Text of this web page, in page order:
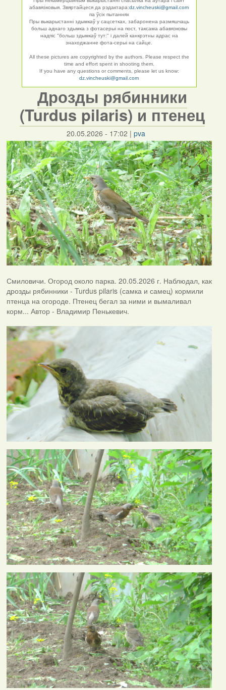
абавязковыя. Звяртайцеся да рэдактара:dz.vincheuski@gmail.com
па ўсіх пытаннях
Пры выкарыстанні здымкаў у сацсетках, забаронена размяшчаць
больш аднаго здымка з фотасерыі на пост, таксама абавязковы
надпіс "больш здымкаў тут:" і далей канкрэтны адрас на
знаходжанне фота-серыі на сайце.
All these pictures are copyrighted by the authors. Please respect the
time and effort spent in shooting them.
If you have any questions or comments, please let us know:
dz.vincheuski@gmail.com
Дрозды рябинники
(Turdus pilaris) и птенец
20.05.2026 - 17:02 |pva
Смиловичи. Огород около парка. 20.05.2026 г. Наблюдал, как
дрозды рябинники - Turdus pilaris (самка и самец) кормили
птенца на огороде. Птенец бегал за ними и вымаливал
корм... Автор - Владимир Пенькевич.